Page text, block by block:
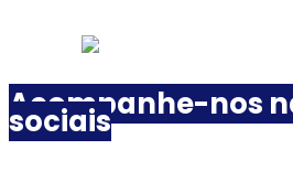
Acompanhe-nos
sociais